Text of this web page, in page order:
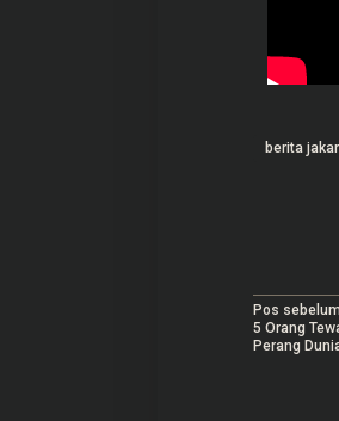
berita
N
a
Pos
5 Orang
Perang